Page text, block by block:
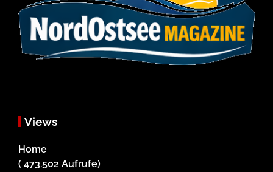
Views
Home
( 473.502 Aufrufe)